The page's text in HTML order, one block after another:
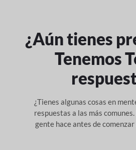
¿Aún tienes
Tenemos
¿Tienes algunas cosas en
respuestas a las más comunes.
gente hace antes de